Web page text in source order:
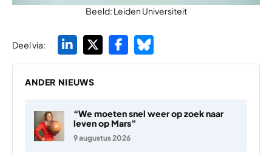
Beeld: Leiden Universiteit
Deel via:
ANDER NIEUWS
“We moeten snel weer op zoek naar
leven op Mars”
9 augustus 2026